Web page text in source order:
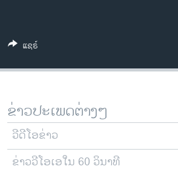
ລາຍງານ
ຕິດຕາມພວກເຮົາ ທີ່
ແຊຣ໌
ຂ່າວປະເພດຕ່າງໆ
ວີດີໂອຂ່າວ
ຂ່າວວີໂອເອໃນ 60 ວິນາທີ